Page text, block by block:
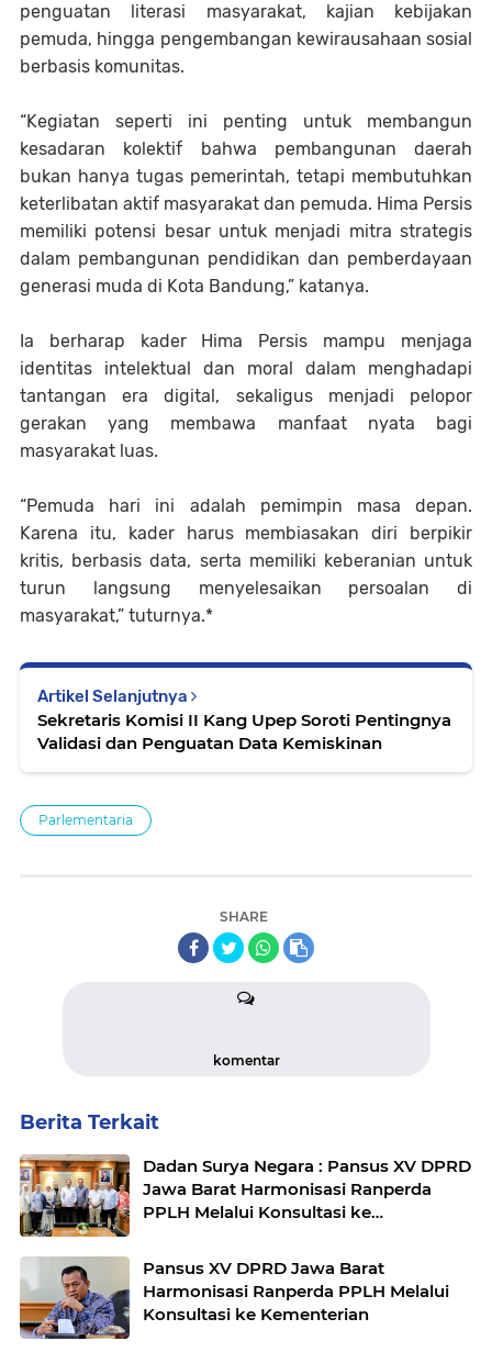
penguatan literasi masyarakat, kajian kebijakan
pemuda, hingga pengembangan kewirausahaan sosial
berbasis komunitas.
“Kegiatan seperti ini penting untuk membangun
kesadaran kolektif bahwa pembangunan daerah
bukan hanya tugas pemerintah, tetapi membutuhkan
keterlibatan aktif masyarakat dan pemuda. Hima Persis
memiliki potensi besar untuk menjadi mitra strategis
dalam pembangunan pendidikan dan pemberdayaan
generasi muda di Kota Bandung,” katanya.
Ia berharap kader Hima Persis mampu menjaga
identitas intelektual dan moral dalam menghadapi
tantangan era digital, sekaligus menjadi pelopor
gerakan yang membawa manfaat nyata bagi
masyarakat luas.
“Pemuda hari ini adalah pemimpin masa depan.
Karena itu, kader harus membiasakan diri berpikir
kritis, berbasis data, serta memiliki keberanian untuk
turun langsung menyelesaikan persoalan di
masyarakat,” tuturnya.*
Artikel Selanjutnya
Sekretaris Komisi II Kang Upep Soroti Pentingnya
Validasi dan Penguatan Data Kemiskinan
Parlementaria
SHARE
komentar
Berita Terkait
Dadan Surya Negara : Pansus XV DPRD
Jawa Barat Harmonisasi Ranperda
PPLH Melalui Konsultasi ke
Pansus XV DPRD Jawa Barat
Harmonisasi Ranperda PPLH Melalui
Konsultasi ke Kementerian